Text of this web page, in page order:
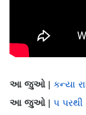
આ જુઓ | કન્યા
આ જુઓ | પ પરથી